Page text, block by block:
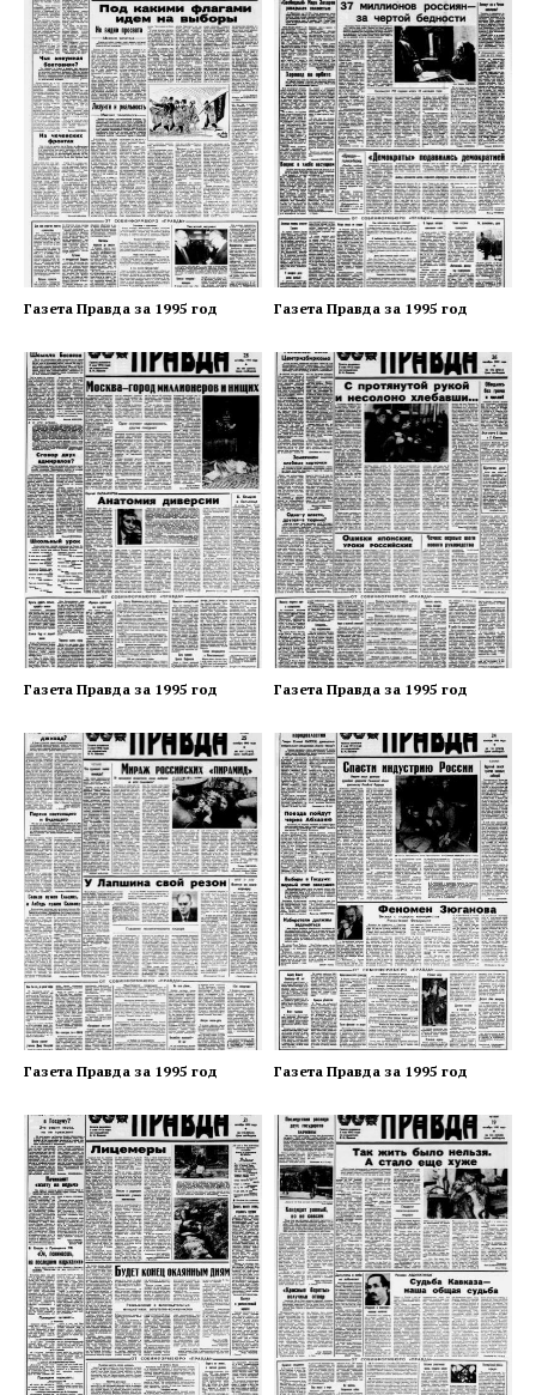
Газета Правда за 1995 год Газета Правда за 1995 год
Газета Правда за 1995 год Газета Правда за 1995 год
Газета Правда за 1995 год Газета Правда за 1995 год